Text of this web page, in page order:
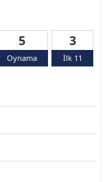
5
Oynama
3
İlk 11